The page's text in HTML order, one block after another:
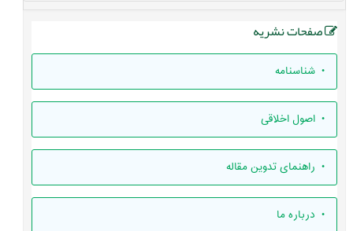
صفحات نشریه
• شناسنامه
• اصول اخلاقی
• راهنمای تدوين مقاله
• درباره ما